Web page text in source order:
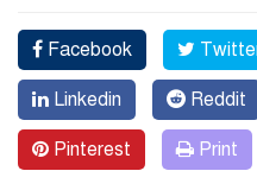
Facebook
Linkedin Reddit
Pinterest Print